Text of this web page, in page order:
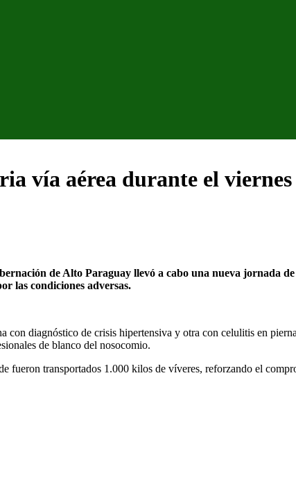
vía aérea durante el viernes
de Alto Paraguay llevó a cabo una nueva jornada
las condiciones adversas.
con diagnóstico de crisis hipertensiva y otra con celulitis en
de blanco del nosocomio.
fueron transportados 1.000 kilos de víveres, reforzando el